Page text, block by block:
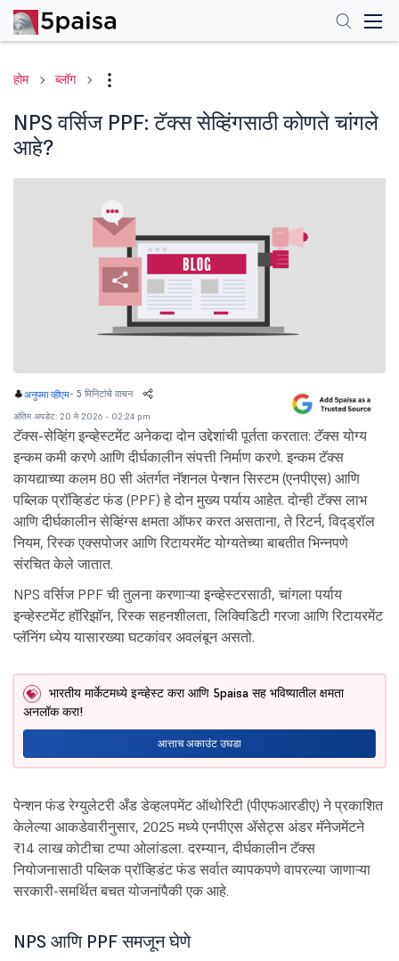
होम ब्लॉग
NPS वर्सिज PPF: टॅक्स सेव्हिंगसाठी कोणते चांगले
आहे?
अनुपमा व्हीएम- 5 मिनिटांचे वाचन
अंतिम अपडेट: 20 मे 2026 - 02:24 pm
टॅक्स-सेव्हिंग इन्व्हेस्टमेंट अनेकदा दोन उद्देशांची पूर्तता करतात: टॅक्स योग्य
इन्कम कमी करणे आणि दीर्घकालीन संपत्ती निर्माण करणे. इन्कम टॅक्स
कायद्याच्या कलम 80 सी अंतर्गत नॅशनल पेन्शन सिस्टम (एनपीएस) आणि
पब्लिक प्रॉव्हिडंट फंड (PPF) हे दोन मुख्य पर्याय आहेत. दोन्ही टॅक्स लाभ
आणि दीर्घकालीन सेव्हिंग्स क्षमता ऑफर करत असताना, ते रिटर्न, विद्ड्रॉल
नियम, रिस्क एक्सपोजर आणि रिटायरमेंट योग्यतेच्या बाबतीत भिन्नपणे
संरचित केले जातात.
NPS वर्सिज PPF ची तुलना करणाऱ्या इन्व्हेस्टरसाठी, चांगला पर्याय
इन्व्हेस्टमेंट हॉरिझॉन, रिस्क सहनशीलता, लिक्विडिटी गरजा आणि रिटायरमेंट
प्लॅनिंग ध्येय यासारख्या घटकांवर अवलंबून असतो.
भारतीय मार्केटमध्ये इन्व्हेस्ट करा आणि 5paisa सह भविष्यातील क्षमता
अनलॉक करा!
आत्ताच अकाउंट उघडा
पेन्शन फंड रेग्युलेटरी अँड डेव्हलपमेंट ऑथोरिटी (पीएफआरडीए) ने प्रकाशित
केलेल्या आकडेवारीनुसार, 2025 मध्ये एनपीएस ॲसेट्स अंडर मॅनेजमेंटने
₹14 लाख कोटीचा टप्पा ओलांडला. दरम्यान, दीर्घकालीन टॅक्स
नियोजनासाठी पब्लिक प्रॉव्हिडंट फंड सर्वात व्यापकपणे वापरल्या जाणाऱ्या
सरकारी-समर्थित बचत योजनांपैकी एक आहे.
NPS आणि PPF समजून घेणे